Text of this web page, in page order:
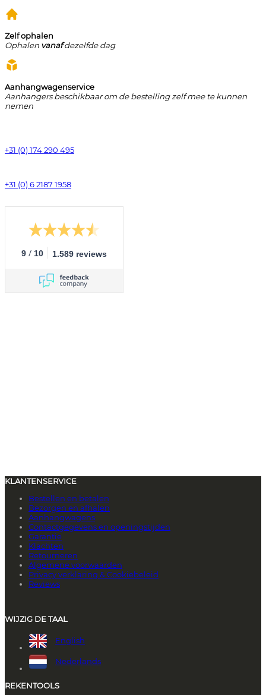
Zelf ophalen
Ophalen vanafdezelfde dag
Aanhangwagenservice
Aanhangers beschikbaar om de bestelling zelf mee te kunnen
nemen
+31 (0) 174 290 495
+31 (0) 6 2187 1958
9 / 10 1.589 reviews
KLANTENSERVICE
Bestellen en betalen
Bezorgen en afhalen
Aanhangwagens
Contactgegevens en openingstijden
Garantie
Klachten
Retourneren
Algemene voorwaarden
Privacy verklaring & Cookiebeleid
Reviews
WIJZIG DE TAAL
English
Nederlands
REKENTOOLS